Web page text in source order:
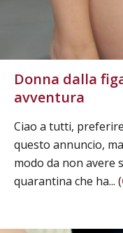
Donna dalla
avventura
Ciao a tutti,
questo annuncio,
modo da non avere
quarantina che ha... (